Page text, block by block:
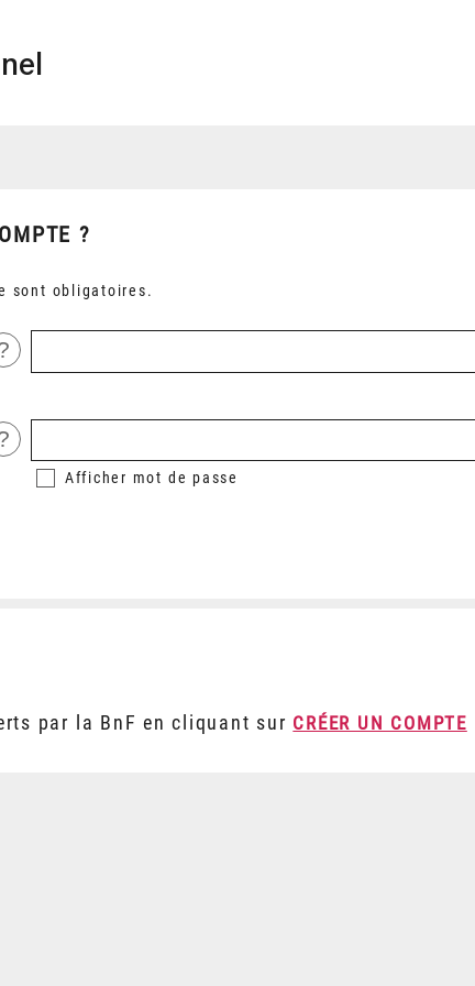
?
sont obligatoires.
Afficher mot de passe
par la BnF en cliquant sur CRÉER UN COMPTE